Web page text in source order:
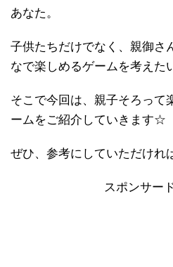
あなた。
子供たちだけでなく、親御さ
なで楽しめるゲームを考えた
そこで今回は、親子そろって
ームをご紹介していきます☆
ぜひ、参考にしていただけれ
スポンサー